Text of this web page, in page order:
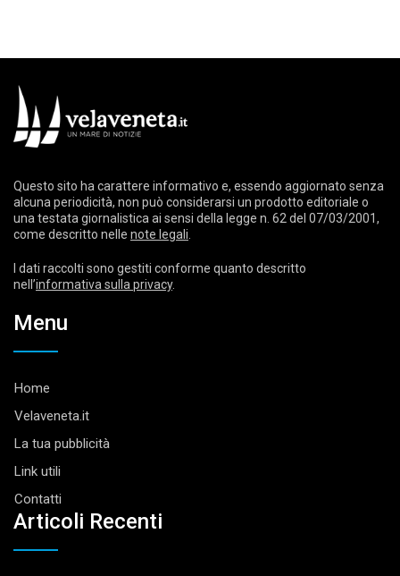
Questo sito ha carattere informativo e, essendo aggiornato senza
alcuna periodicità, non può considerarsi un prodotto editoriale o
una testata giornalistica ai sensi della legge n. 62 del 07/03/2001,
come descritto nelle note legali
I dati raccolti sono gestiti conforme quanto descritto
nell’informativa sulla privacy.
Menu
Home
Velaveneta.it
La tua pubblicità
Link utili
Contatti
Articoli Recenti